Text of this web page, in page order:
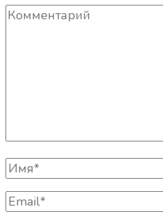
Комментарий
Полное
Имя
Email